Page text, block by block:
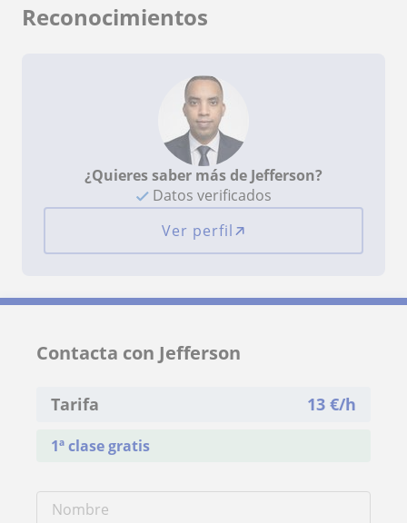
Reconocimientos
¿Quieres saber más de Jefferson?
Datos verificados
Ver perfil
Contacta con Jefferson
Tarifa 13 €/h
1ª clase gratis